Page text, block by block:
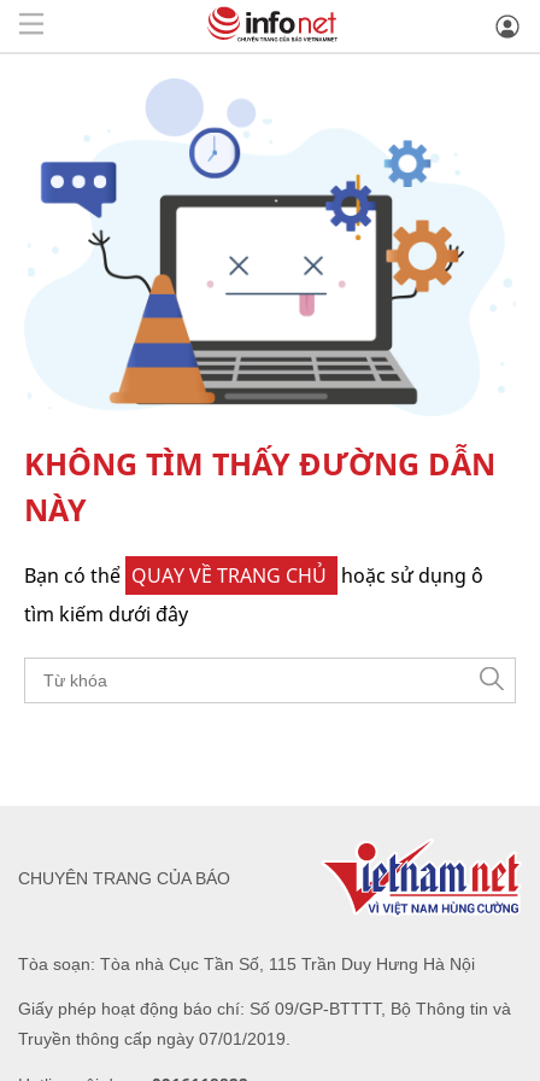
KHÔNG TÌM THẤY ĐƯỜNG DẪN
NÀY
Bạn có thể QUAY VỀ TRANG CHỦ
hoặc sử dụng ô
tìm kiếm dưới đây
Tòa soạn: Tòa nhà Cục Tần Số, 115 Trần Duy Hưng Hà Nội
Giấy phép hoạt động báo chí: Số 09/GP-BTTTT, Bộ Thông tin và
Truyền thông cấp ngày 07/01/2019.
CHUYÊN TRANG CỦA BÁO